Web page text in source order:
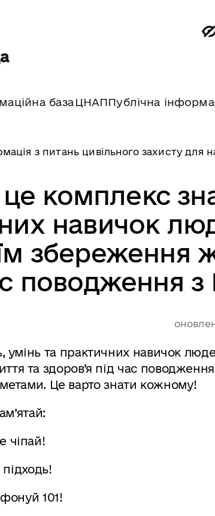
база ЦНАППублічна
з питань цивільного захисту для
комплекс
навичок
збереження
поводження
умінь та практичних навичок
та здоров’я під час
Це варто знати кожному!
чіпай!
101!